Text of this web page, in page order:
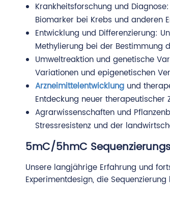
Krankheitsforschung und
Biomarker bei Krebs und anderen
Entwicklung und Differenzierung:
Methylierung bei der Bestimmung
Umweltreaktion und genetische
Variationen und epigenetischen
Arzneimittelentwicklung und
Entdeckung neuer therapeutischer
Agrarwissenschaften und
Stressresistenz und der
5mC/5hmC
Unsere langjährige Erfahrung und
Experimentdesign, die